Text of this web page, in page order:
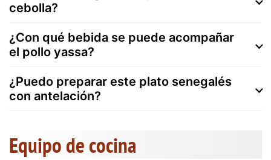
cebolla?
¿Con qué bebida se puede acompañar
el pollo yassa?
¿Puedo preparar este plato senegalés
con antelación?
Equipo de cocina